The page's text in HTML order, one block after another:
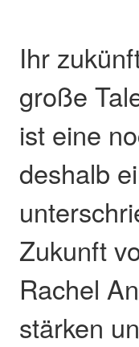
Ihr
große
ist eine
deshalb
Zukunft
Rachel
stärken